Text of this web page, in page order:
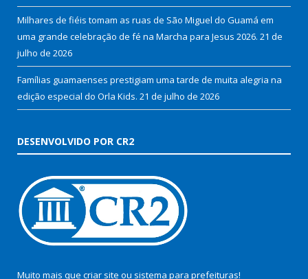
Milhares de fiéis tomam as ruas de São Miguel do Guamá em
uma grande celebração de fé na Marcha para Jesus 2026. 21 de
julho de 2026
Famílias guamaenses prestigiam uma tarde de muita alegria na
edição especial do Orla Kids. 21 de julho de 2026
DESENVOLVIDO POR CR2
Muito mais que criar site ou sistema para prefeituras!